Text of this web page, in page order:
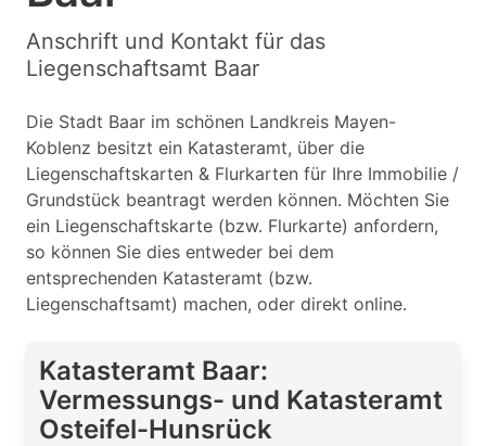
Anschrift und Kontakt für das
Liegenschaftsamt Baar
Die Stadt Baar im schönen Landkreis Mayen-
Koblenz besitzt ein Katasteramt, über die
Liegenschaftskarten & Flurkarten für Ihre Immobilie /
Grundstück beantragt werden können. Möchten Sie
ein Liegenschaftskarte (bzw. Flurkarte) anfordern,
so können Sie dies entweder bei dem
entsprechenden Katasteramt (bzw.
Liegenschaftsamt) machen, oder direkt online.
Katasteramt Baar:
Vermessungs- und Katasteramt
Osteifel-Hunsrück